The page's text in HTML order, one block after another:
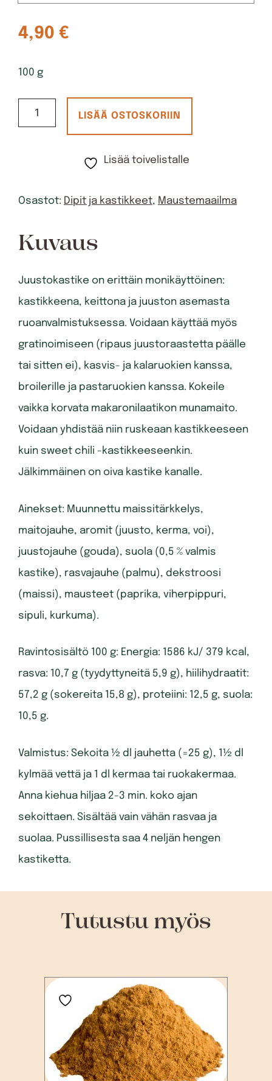
4,90 €
100 g
JuustoKastike
VL,
LISÄÄ OSTOSKORIIN
Lisää toivelistalle
Osastot: Dipit ja kastikkeet, Maustemaailma
Kuvaus
Juustokastike on erittäin monikäyttöinen:
kastikkeena, keittona ja juuston asemasta
ruoanvalmistuksessa. Voidaan käyttää myös
gratinoimiseen (ripaus juustoraastetta päälle
tai sitten ei), kasvis- ja kalaruokien kanssa,
broilerille ja pastaruokien kanssa. Kokeile
vaikka korvata makaronilaatikon munamaito.
Voidaan yhdistää niin ruskeaan kastikkeeseen
kuin sweet chili -kastikkeeseenkin.
Jälkimmäinen on oiva kastike kanalle.
Ainekset: Muunnettu maissitärkkelys,
maitojauhe, aromit (juusto, kerma, voi),
juustojauhe (gouda), suola (0,5 % valmis
kastike), rasvajauhe (palmu), dekstroosi
(maissi), mausteet (paprika, viherpippuri,
sipuli, kurkuma).
Ravintosisältö 100 g: Energia: 1586 kJ/ 379 kcal,
rasva: 10,7 g (tyydyttyneitä 5,9 g), hiilihydraatit:
57,2 g (sokereita 15,8 g), proteiini: 12,5 g, suola:
10,5 g.
Valmistus: Sekoita ½ dl jauhetta (=25 g), 1½ dl
kylmää vettä ja 1 dl kermaa tai ruokakermaa.
Anna kiehua hiljaa 2-3 min. koko ajan
sekoittaen. Sisältää vain vähän rasvaa ja
suolaa. Pussillisesta saa 4 neljän hengen
kastiketta.
Tutustu myös